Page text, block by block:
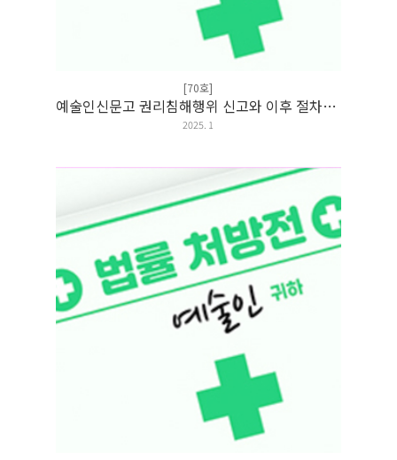
[70호]
예술인신문고 권리침해행위 신고와 이후 절차가 ...
2025. 1